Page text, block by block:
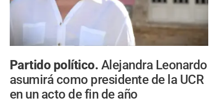
Partido político. Alejandra Leonardo
asumirá como presidente de la UCR
en un acto de fin de año